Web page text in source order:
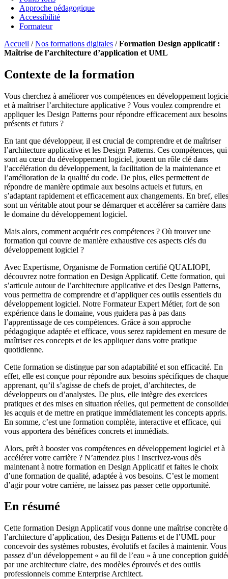
Approche pédagogique
Accessibilité
Formateur
Accueil /Nos formations digitales /Formation Design applicatif :
Maîtrise de l’architecture d’application et UML
Contexte de la formation
Vous cherchez à améliorer vos compétences en développement
et à maîtriser l’architecture applicative ? Vous voulez comprendre et
appliquer les Design Patterns pour répondre efficacement aux besoins
présents et futurs ?
En tant que développeur, il est crucial de comprendre et de maîtriser
l’architecture applicative et les Design Patterns. Ces compétences, qui
sont au cœur du développement logiciel, jouent un rôle clé dans
l’accélération du développement, la facilitation de la maintenance et
l’amélioration de la qualité du code. De plus, elles permettent de
répondre de manière optimale aux besoins actuels et futurs, en
s’adaptant rapidement et efficacement aux changements. En bref, elles
sont un véritable atout pour se démarquer et accélérer sa carrière dans
le domaine du développement logiciel.
Mais alors, comment acquérir ces compétences ? Où trouver une
formation qui couvre de manière exhaustive ces aspects clés du
développement logiciel ?
Avec Expertisme, Organisme de Formation certifié QUALIOPI,
découvrez notre formation en Design Applicatif. Cette formation, qui
s’articule autour de l’architecture applicative et des Design Patterns,
vous permettra de comprendre et d’appliquer ces outils essentiels du
développement logiciel. Notre Formateur Expert Métier, fort de son
expérience dans le domaine, vous guidera pas à pas dans
l’apprentissage de ces compétences. Grâce à son approche
pédagogique adaptée et efficace, vous serez rapidement en mesure de
maîtriser ces concepts et de les appliquer dans votre pratique
quotidienne.
Cette formation se distingue par son adaptabilité et son efficacité. En
effet, elle est conçue pour répondre aux besoins spécifiques de chaque
apprenant, qu’il s’agisse de chefs de projet, d’architectes, de
développeurs ou d’analystes. De plus, elle intègre des exercices
pratiques et des mises en situation réelles, qui permettent de
les acquis et de mettre en pratique immédiatement les concepts appris.
En somme, c’est une formation complète, interactive et efficace, qui
vous apportera des bénéfices concrets et immédiats.
Alors, prêt à booster vos compétences en développement logiciel et à
accélérer votre carrière ? N’attendez plus ! Inscrivez-vous dès
maintenant à notre formation en Design Applicatif et faites le choix
d’une formation de qualité, adaptée à vos besoins. C’est le moment
d’agir pour votre carrière, ne laissez pas passer cette opportunité.
En résumé
Cette formation Design Applicatif vous donne une maîtrise concrète
l’architecture d’application, des Design Patterns et de l’UML pour
concevoir des systèmes robustes, évolutifs et faciles à maintenir. Vous
passez d’un développement « au fil de l’eau » à une conception
par une architecture claire, des modèles éprouvés et des outils
professionnels comme Enterprise Architect.